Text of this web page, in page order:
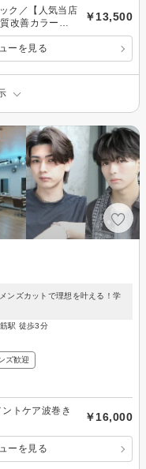
ク／【人気当店
改善カラー＋
￥13,500
ーを見る
ンズカットで理想を叶える！学
駅 徒歩3分
ズ歓迎
ントケア波巻き
￥16,000
ーを見る